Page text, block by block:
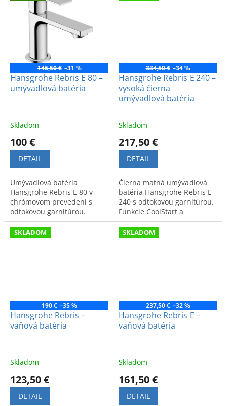
146,50 € –31 %
Hansgrohe Rebris E 80 –
umývadlová batéria
Skladom
100 €
DETAIL
Umývadlová batéria
Hansgrohe Rebris E 80 v
chrómovom prevedení s
odtokovou garnitúrou.
Moderný dizajn.
334,50 € –34 %
Hansgrohe Rebris E 240 –
vysoká čierna
umývadlová batéria
Skladom
217,50 €
DETAIL
Čierna matná umývadlová
batéria Hansgrohe Rebris E
240 s odtokovou garnitúrou.
Funkcie CoolStart a
EcoSmart pre úsporu vody a
energie. Moderný vysoký
dizajn.
SKLADOM
190 € –35 %
Hansgrohe Rebris –
vaňová batéria
Skladom
123,50 €
DETAIL
SKLADOM
237,50 € –32 %
Hansgrohe Rebris E –
vaňová batéria
Skladom
161,50 €
DETAIL